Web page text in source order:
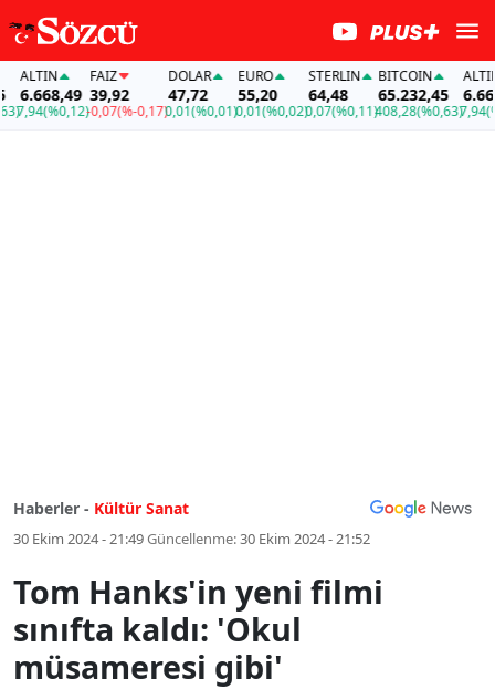
(%0,12)
FAİZ
39,92
-0,07(%-0,17)
DOLAR
47,72
0,01(%0,01)
EURO
55,20
0,01(%0,02)
STERLIN
64,48
0,07(%0,11)
BITCOIN
65.232,45
408,28(%0,63)
ALTIN
7,94
Haberler - Kültür Sanat
30 Ekim 2024 - 21:49Güncellenme:30 Ekim 2024 - 21:52
Tom Hanks'in yeni filmi
sınıfta kaldı: 'Okul
müsameresi gibi'